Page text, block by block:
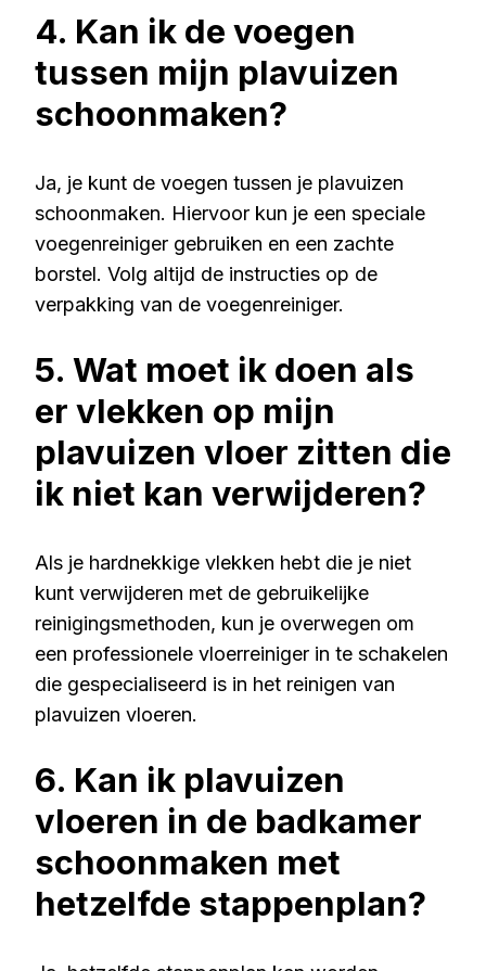
4. Kan ik de voegen
tussen mijn plavuizen
schoonmaken?
Ja, je kunt de voegen tussen je plavuizen
schoonmaken. Hiervoor kun je een speciale
voegenreiniger gebruiken en een zachte
borstel. Volg altijd de instructies op de
verpakking van de voegenreiniger.
5. Wat moet ik doen als
er vlekken op mijn
plavuizen vloer zitten die
ik niet kan verwijderen?
Als je hardnekkige vlekken hebt die je niet
kunt verwijderen met de gebruikelijke
reinigingsmethoden, kun je overwegen om
een professionele vloerreiniger in te schakelen
die gespecialiseerd is in het reinigen van
plavuizen vloeren.
6. Kan ik plavuizen
vloeren in de badkamer
schoonmaken met
hetzelfde stappenplan?